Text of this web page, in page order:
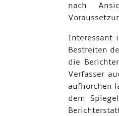
nach
Interessant
Bestreiten
die
Verfasser
aufhorchen
dem